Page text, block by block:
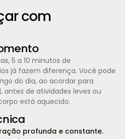
com
5 a 10 minutos de
já fazem diferença. Você pode
do dia, ao acordar para
antes de atividades leves ou
está aquecido.
profunda e constante.